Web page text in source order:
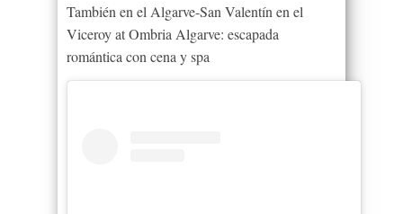
También en el Algarve-San Valentín en el
Viceroy at Ombria Algarve: escapada
romántica con cena y spa